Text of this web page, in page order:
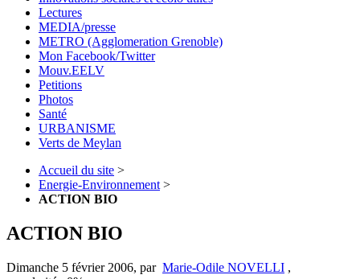
Lectures
MEDIA/presse
METRO (Agglomeration Grenoble)
Mon Facebook/Twitter
Mouv.EELV
Petitions
Photos
Santé
URBANISME
Verts de Meylan
Accueil du site >
Energie-Environnement >
ACTION BIO
ACTION BIO
Dimanche 5 février 2006, par Marie-Odile NOVELLI ,